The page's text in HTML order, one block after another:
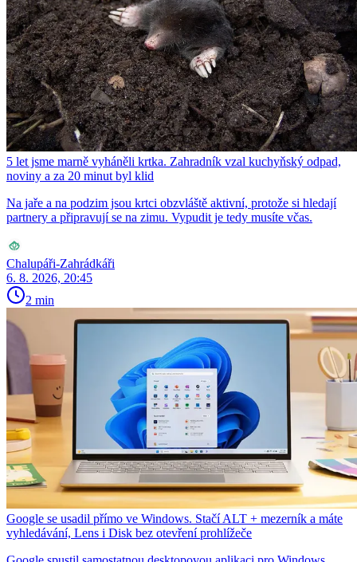
5 let jsme marně vyháněli krtka. Zahradník vzal kuchyňský odpad,
noviny a za 20 minut byl klid
Na jaře a na podzim jsou krtci obzvláště aktivní, protože si hledají
partnery a připravují se na zimu. Vypudit je tedy musíte včas.
Chalupáři-Zahrádkáři
6. 8. 2026, 20:45
2 min
Google se usadil přímo ve Windows. Stačí ALT + mezerník a máte
vyhledávání, Lens i Disk bez otevření prohlížeče